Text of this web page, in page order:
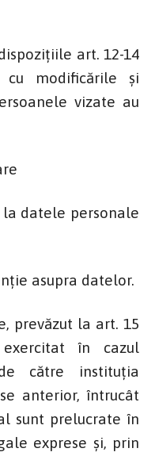
art. 12-14
cu modificările şi
vizate au
personale
asupra datelor.
la art. 15
în cazul
către instituţia
anterior, întrucât
sunt prelucrate în
exprese şi, prin